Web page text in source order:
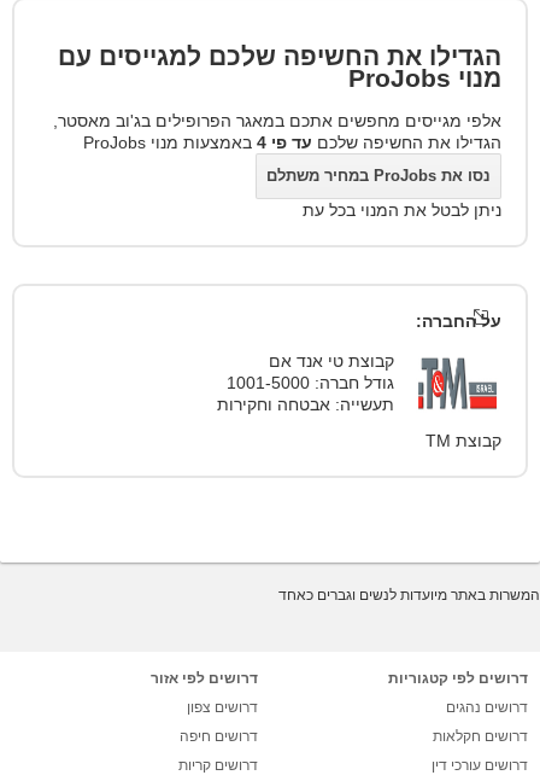
הגדילו את החשיפה שלכם למגייסים עם
מנוי ProJobs
אלפי מגייסים מחפשים אתכם במאגר הפרופילים בג'וב מאסטר,
הגדילו את החשיפה שלכם עד פי 4 באמצעות מנוי ProJobs
נסו את ProJobs במחיר משתלם
ניתן לבטל את המנוי בכל עת
על החברה:
קבוצת טי אנד אם
גודל חברה: 1001-5000
תעשייה: אבטחה וחקירות
קבוצת TM
המשרות באתר מיועדות לנשים וגברים כאחד
דרושים לפי קטגוריות
דרושים נהגים
דרושים חקלאות
דרושים עורכי דין
דרושים לפי אזור
דרושים צפון
דרושים חיפה
דרושים קריות